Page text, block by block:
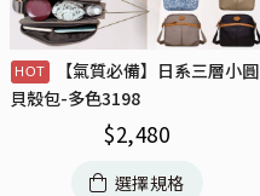
【氣質必備】日系三層小圓
貝殼包-多色3198
$2,480
選擇規格